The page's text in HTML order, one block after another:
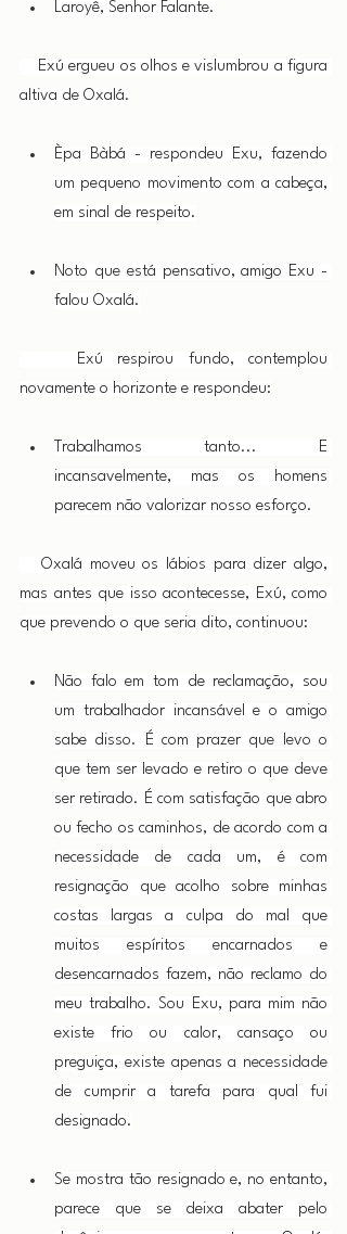
Laroyê, Senhor Falante.
Exú ergueu os olhos e vislumbrou a figura
altiva de Oxalá.
Èpa Bàbá - respondeu Exu, fazendo
um pequeno movimento com a cabeça,
em sinal de respeito.
Noto que está pensativo, amigo Exu -
falou Oxalá.
Exú respirou fundo, contemplou
novamente o horizonte e respondeu:
Trabalhamos tanto... E
incansavelmente, mas os homens
parecem não valorizar nosso esforço.
Oxalá moveu os lábios para dizer algo,
mas antes que isso acontecesse, Exú, como
que prevendo o que seria dito, continuou:
Não falo em tom de reclamação, sou
um trabalhador incansável e o amigo
sabe disso. É com prazer que levo o
que tem ser levado e retiro o que deve
ser retirado. É com satisfação que abro
ou fecho os caminhos, de acordo com a
necessidade de cada um, é com
resignação que acolho sobre minhas
costas largas a culpa do mal que
muitos espíritos encarnados e
desencarnados fazem, não reclamo do
meu trabalho. Sou Exu, para mim não
existe frio ou calor, cansaço ou
preguiça, existe apenas a necessidade
de cumprir a tarefa para qual fui
designado.
Se mostra tão resignado e, no entanto,
parece que se deixa abater pelo